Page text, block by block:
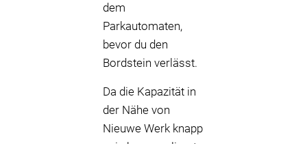
dem
Parkautomaten,
bevor du den
Bordstein verlässt.
Da die Kapazität in
der Nähe von
Nieuwe Werk knapp